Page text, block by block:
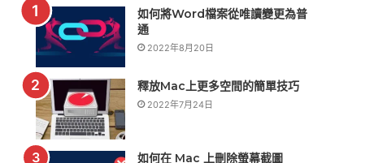
如何將Word檔案從唯讀變更為普
通
2022年8月20日
釋放Mac上更多空間的簡單技巧
2022年7月24日
如何在 Mac 上刪除螢幕截圖